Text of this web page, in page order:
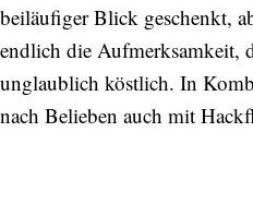
beiläufiger Blick geschenkt,
endlich die Aufmerksamkeit,
unglaublich köstlich. In
nach Belieben auch mit